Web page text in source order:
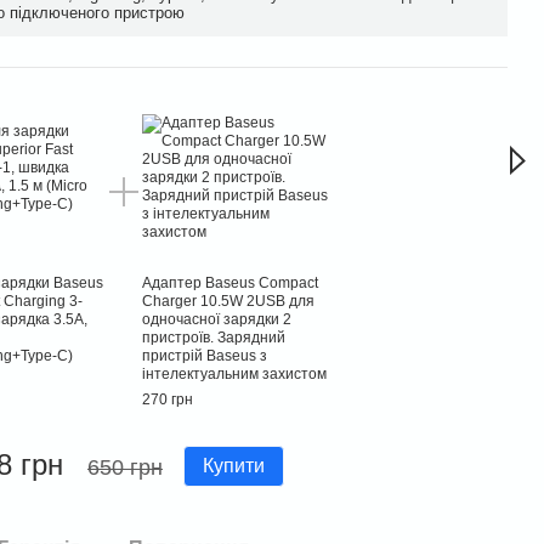
підключеного пристрою
Baseus
Charging 3-
3.5A,
C)
Адаптер Baseus Compact
Charger 10.5W 2USB для
одночасної зарядки 2
пристроїв. Зарядний
пристрій Baseus з
інтелектуальним захистом
270 грн
грн 650 грн Купити